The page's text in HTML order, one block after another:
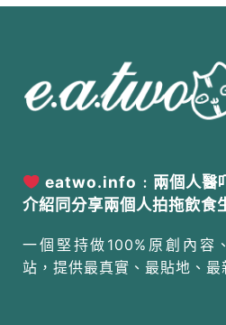
eatwo.info﹕兩個人醫
介紹同分享兩個人拍拖飲食
一個堅持做100%原創內容
站，提供最真實、最貼地、最